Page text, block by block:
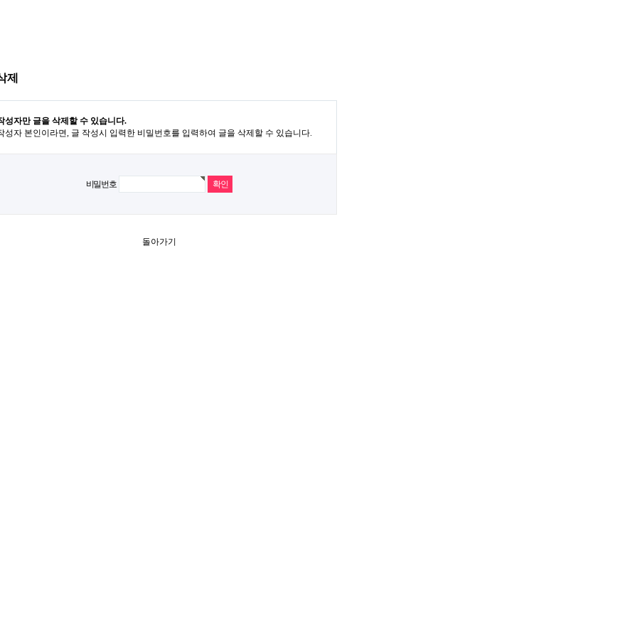
제
성자만 글을 삭제할 수 있습니다.
성자 본인이라면, 글 작성시 입력한 비밀번호를 입력하여 글을 삭제할 수 있습니다.
비밀번호
돌아가기